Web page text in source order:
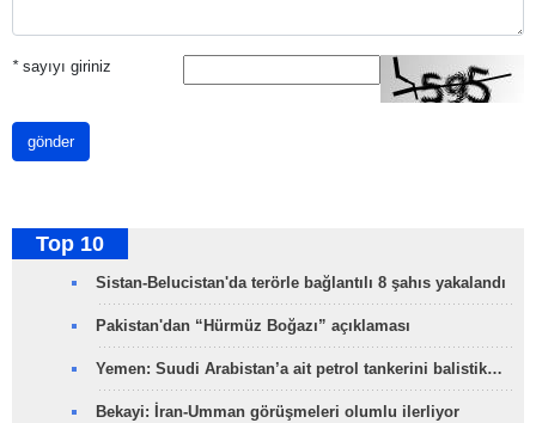
*sayıyı giriniz
gönder
Top 10
Sistan-Belucistan'da terörle bağlantılı 8 şahıs yakalandı
Pakistan'dan “Hürmüz Boğazı” açıklaması
Yemen: Suudi Arabistan’a ait petrol tankerini balistik…
Bekayi: İran-Umman görüşmeleri olumlu ilerliyor